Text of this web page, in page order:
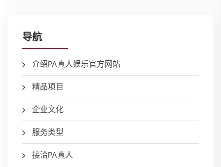
导航
介绍PA真人娱乐官方网站
精品项目
企业文化
服务类型
接洽PA真人